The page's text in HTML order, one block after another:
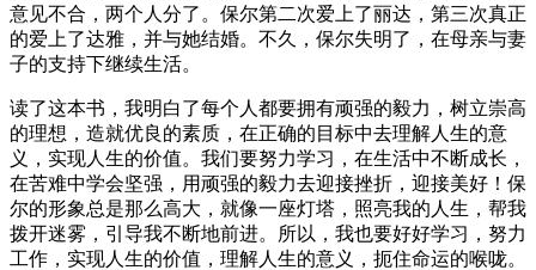
意见不合，两个人分了。保尔第二次爱上了丽达，第三次真正
的爱上了达雅，并与她结婚。不久，保尔失明了，在母亲与妻
子的支持下继续生活。
读了这本书，我明白了每个人都要拥有顽强的毅力，树立崇高
的理想，造就优良的素质，在正确的目标中去理解人生的意
义，实现人生的价值。我们要努力学习，在生活中不断成长，
在苦难中学会坚强，用顽强的毅力去迎接挫折，迎接美好！保
尔的形象总是那么高大，就像一座灯塔，照亮我的人生，帮我
拨开迷雾，引导我不断地前进。所以，我也要好好学习，努力
工作，实现人生的价值，理解人生的意义，扼住命运的喉咙。